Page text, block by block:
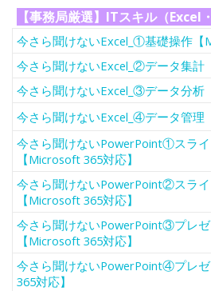
【事務局厳選】ITスキル（Excel
今さら聞けないExcel_①基礎操作【
今さら聞けないExcel_②データ集計
今さら聞けないExcel_③データ分析
今さら聞けないExcel_④データ管理
今さら聞けないPowerPoint①スライ
【Microsoft 365対応】
今さら聞けないPowerPoint②スライ
【Microsoft 365対応】
今さら聞けないPowerPoint③プレ
【Microsoft 365対応】
今さら聞けないPowerPoint④プレ
365対応】